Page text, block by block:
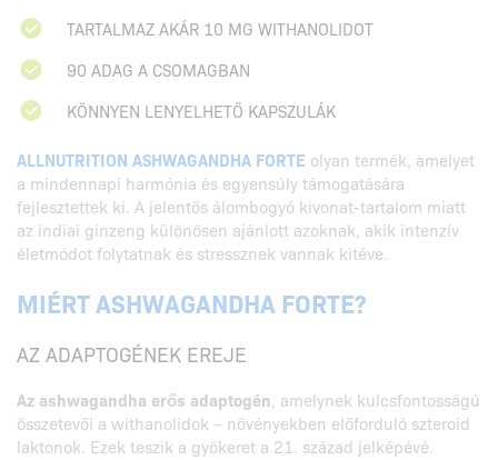
TARTALMAZ AKÁR 10 MG WITHANOLIDOT
90 ADAG A CSOMAGBAN
KÖNNYEN LENYELHETŐ KAPSZULÁK
ALLNUTRITION ASHWAGANDHA FORTE olyan termék, amelyet
a mindennapi harmónia és egyensúly támogatására
fejlesztettek ki. A jelentős álombogyó kivonat-tartalom miatt
az indiai ginzeng különösen ajánlott azoknak, akik intenzív
életmódot folytatnak és stressznek vannak kitéve.
MIÉRT ASHWAGANDHA FORTE?
AZ ADAPTOGÉNEK EREJE
Az ashwagandha erős adaptogén, amelynek kulcsfontosságú
összetevői a withanolidok – növényekben előforduló szteroid
laktonok. Ezek teszik a gyökeret a 21. század jelképévé.